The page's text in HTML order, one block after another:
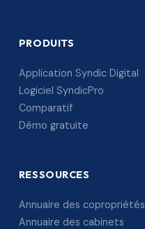
PRODUITS
Application Syndic Digital
Logiciel SyndicPro
Comparatif
Démo gratuite
RESSOURCES
Annuaire des copropriétés
Annuaire des cabinets